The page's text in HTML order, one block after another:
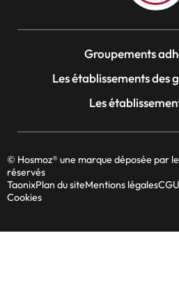
Groupements
Les établissements des
Les
© Hosmoz® une marque déposée par
réservés
TaonixPlan du siteMentions légalesCGU
Cookies